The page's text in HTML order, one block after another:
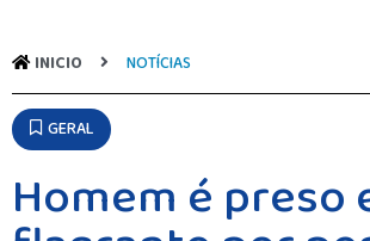
INICIO NOTÍCIAS
GERAL
Homem é preso
POLÍCIA
POLÍTICA
VARIEDADES
BALCÃO DE EMPREGOS